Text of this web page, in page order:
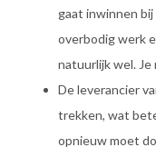
gaat inwinnen
overbodig werk
natuurlijk wel. Je
De leverancier
trekken, wat
opnieuw moet